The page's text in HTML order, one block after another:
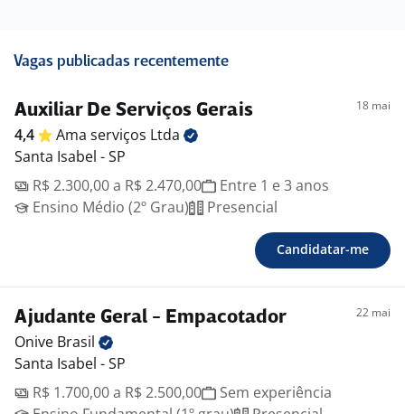
Vagas publicadas recentemente
Auxiliar De Serviços Gerais 18 mai
4,4 Ama serviços Ltda
Santa Isabel - SP
R$ 2.300,00 a R$ 2.470,00
Entre 1 e 3 anos
Ensino Médio (2º Grau)
Presencial
Candidatar-me
Ajudante Geral - Empacotador 22 mai
Onive Brasil
Santa Isabel - SP
R$ 1.700,00 a R$ 2.500,00
Sem experiência